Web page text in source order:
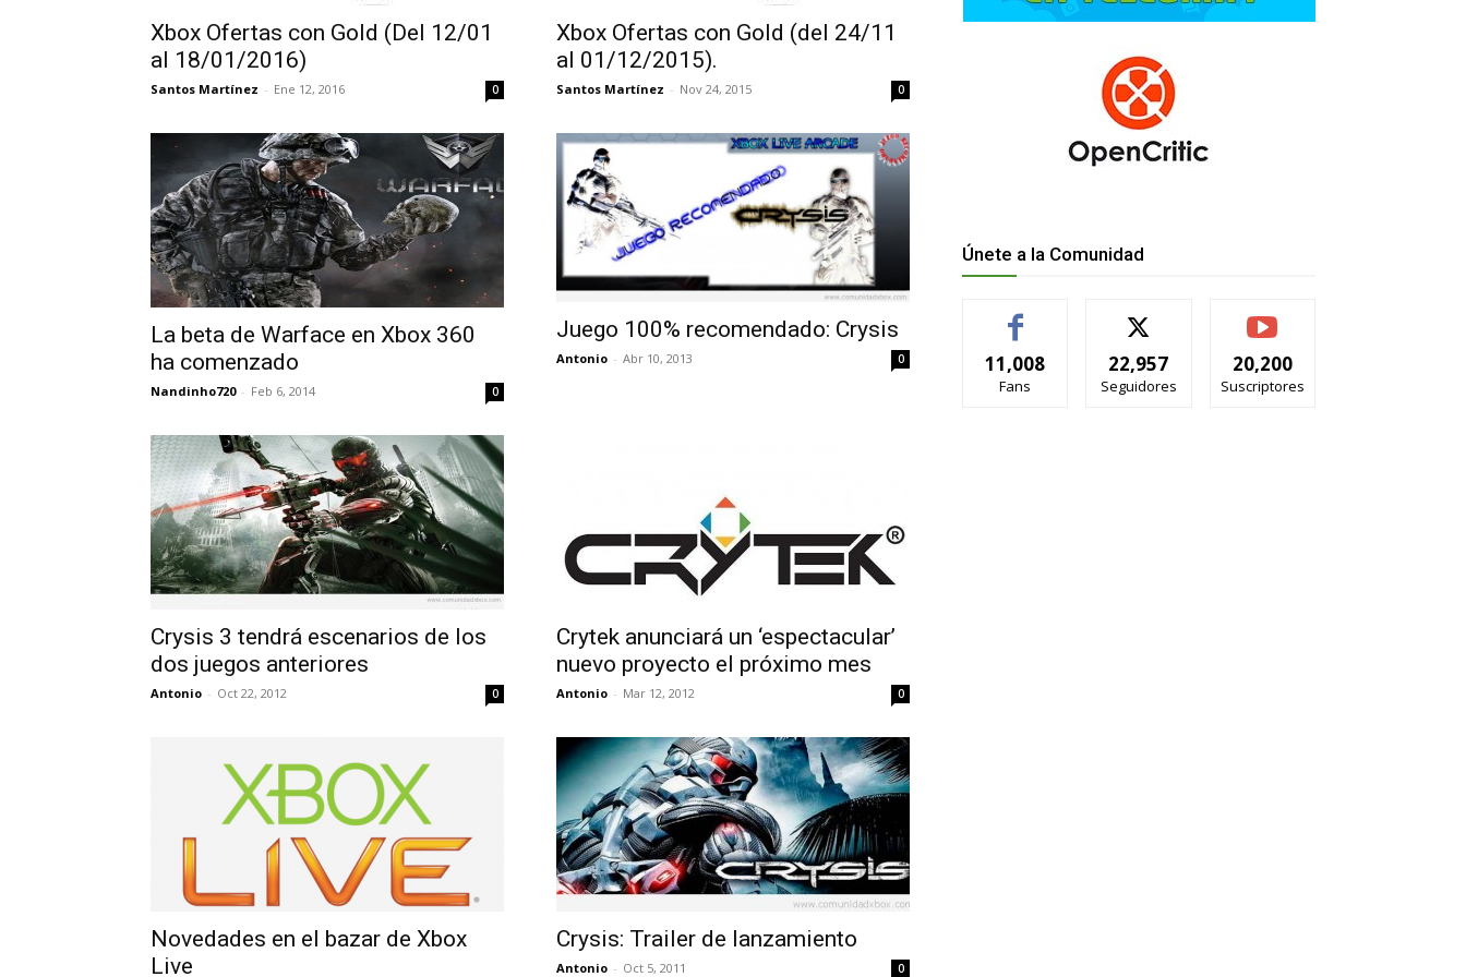
Xbox Ofertas con Gold (Del 12/01
al 18/01/2016)
Santos Martínez - Ene 12, 2016 0
Xbox Ofertas con Gold (del 24/11
al 01/12/2015).
Santos Martínez - Nov 24, 2015 0
La beta de Warface en Xbox 360
ha comenzado
Nandinho720 - Feb 6, 2014 0
Juego 100% recomendado: Crysis
Antonio - Abr 10, 2013 0
Crysis 3 tendrá escenarios de los
dos juegos anteriores
Antonio - Oct 22, 2012 0
Crytek anunciará un ‘espectacular’
nuevo proyecto el próximo mes
Antonio - Mar 12, 2012 0
Novedades en el bazar de Xbox
Live
Crysis: Trailer de lanzamiento
Antonio - Oct 5, 2011 0
Únete a la Comunidad
11,008
Fans
22,957
Seguidores
20,200
Suscriptores